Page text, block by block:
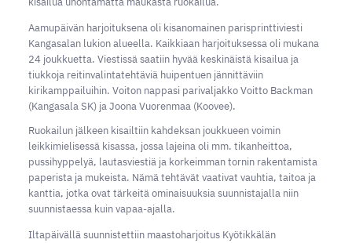
Aamupäivän harjoituksena oli kisanomainen parisprinttiviesti
Kangasalan lukion alueella. Kaikkiaan harjoituksessa oli mukana
24 joukkuetta. Viestissä saatiin hyvää keskinäistä kisailua ja
tiukkoja reitinvalintatehtäviä huipentuen jännittäviin
kirikamppailuihin. Voiton nappasi parivaljakko Voitto Backman
(Kangasala SK) ja Joona Vuorenmaa (Koovee).
Ruokailun jälkeen kisailtiin kahdeksan joukkueen voimin
leikkimielisessä kisassa, jossa lajeina oli mm. tikanheittoa,
pussihyppelyä, lautasviestiä ja korkeimman tornin rakentamista
paperista ja mukeista. Nämä tehtävät vaativat vauhtia, taitoa ja
kanttia, jotka ovat tärkeitä ominaisuuksia suunnistajalla niin
suunnistaessa kuin vapaa-ajalla.
Iltapäivällä suunnistettiin maastoharjoitus Kyötikkälän